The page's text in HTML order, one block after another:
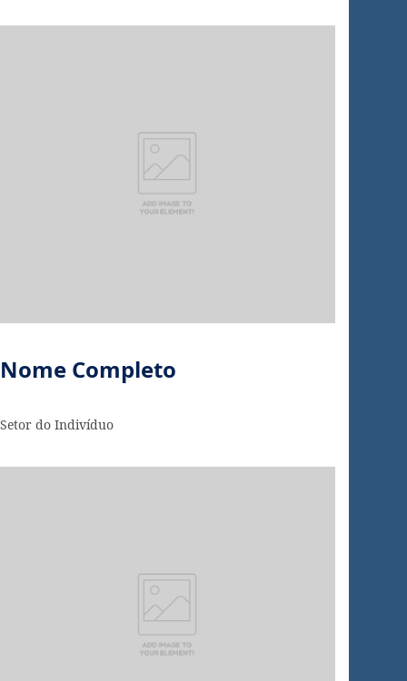
Nome Completo
Setor do Indivíduo